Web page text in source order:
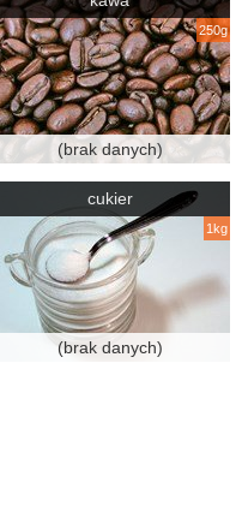
250g
(brak danych)
cukier
1kg
(brak danych)